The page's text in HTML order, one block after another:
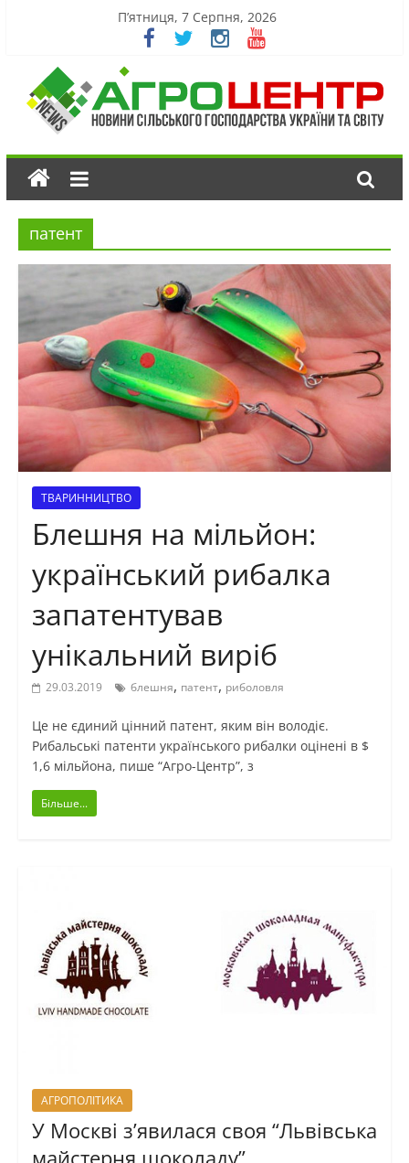
П’ятниця, 7 Серпня, 2026
патент
ТВАРИННИЦТВО
Блешня на мільйон:
український рибалка
запатентував
унікальний виріб
29.03.2019 блешня, патент, риболовля
Це не єдиний цінний патент, яким він володіє.
Рибальські патенти українського рибалки оцінені в $
1,6 мільйона, пише “Агро-Центр”, з
Більше...
АГРОПОЛІТИКА
У Москві з’явилася своя “Львівська